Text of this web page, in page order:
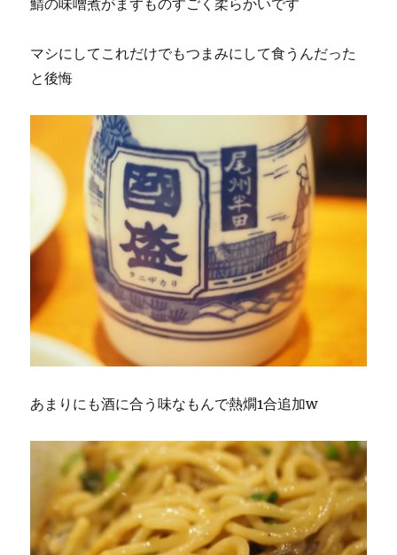
マシにしてこれだけでもつまみにして食うんだった
と後悔
あまりにも酒に合う味なもんで熱燗1合追加w